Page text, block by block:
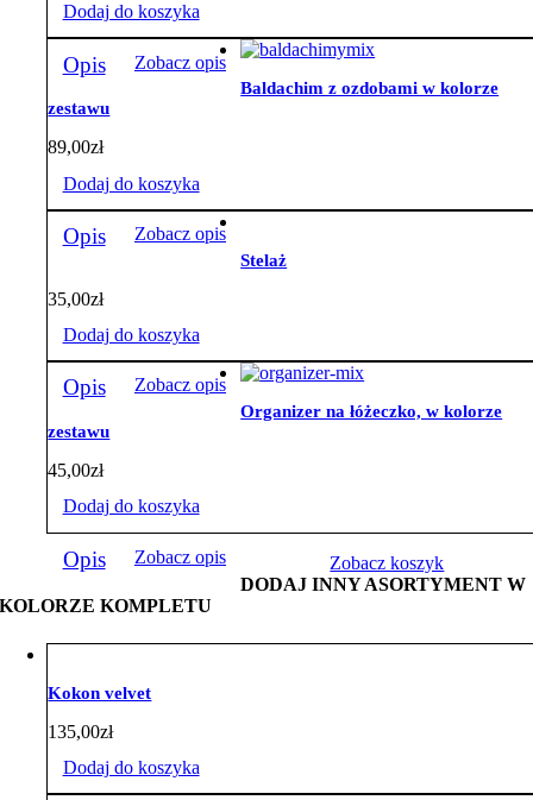
Dodaj do koszyka
Opis Zobacz opis
Baldachim z ozdobami w kolorze
zestawu
89,00zł
Dodaj do koszyka
Opis Zobacz opis
Stelaż
35,00zł
Dodaj do koszyka
Opis Zobacz opis
Organizer na łóżeczko, w kolorze
zestawu
45,00zł
Dodaj do koszyka
Opis Zobacz opis
Zobacz koszyk
DODAJ INNY ASORTYMENT W
KOLORZE KOMPLETU
Kokon velvet
135,00zł
Dodaj do koszyka